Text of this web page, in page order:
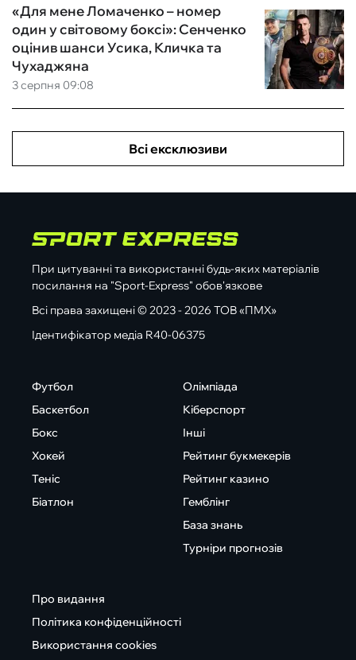
3 серпня 09:08
«Для мене Ломаченко – номер
один у світовому боксі»: Сенченко
оцінив шанси Усика, Кличка та
Чухаджяна
Всі ексклюзиви
При цитуванні та використанні будь-яких матеріалів
посилання на "Sport-Express" обов'язкове
Всі права захищені © 2023 - 2026 ТОВ «ПМХ»
Ідентифікатор медіа R40-06375
Футбол
Баскетбол
Бокс
Хокей
Теніс
Біатлон
Олімпіада
Кіберспорт
Інші
Рейтинг букмекерів
Рейтинг казино
Гемблінг
База знань
Турніри прогнозів
Про видання
Політика конфіденційності
Використання cookies